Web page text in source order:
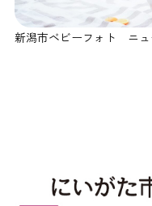
新潟市ベビーフォト ニ